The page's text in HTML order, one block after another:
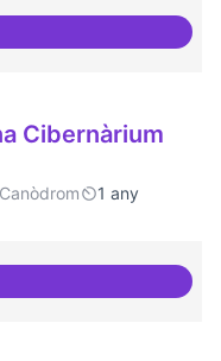
de formació definides i
Cibernàrium
1 any
oferta antena